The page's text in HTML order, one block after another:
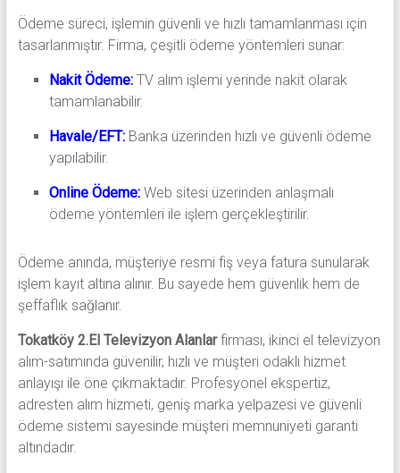
Ödeme süreci, işlemin güvenli ve hızlı tamamlanması için
tasarlanmıştır. Firma, çeşitli ödeme yöntemleri sunar:
Nakit Ödeme:TV alım işlemi yerinde nakit olarak
tamamlanabilir.
Havale/EFT:Banka üzerinden hızlı ve güvenli ödeme
yapılabilir.
Online Ödeme:Web sitesi üzerinden anlaşmalı
ödeme yöntemleri ile işlem gerçekleştirilir.
Ödeme anında, müşteriye resmi fiş veya fatura sunularak
işlem kayıt altına alınır. Bu sayede hem güvenlik hem de
şeffaflık sağlanır.
Tokatköy 2.El Televizyon Alanlarfirması, ikinci el televizyon
alım-satımında güvenilir, hızlı ve müşteri odaklı hizmet
anlayışı ile öne çıkmaktadır. Profesyonel ekspertiz,
adresten alım hizmeti, geniş marka yelpazesi ve güvenli
ödeme sistemi sayesinde müşteri memnuniyeti garanti
altındadır.